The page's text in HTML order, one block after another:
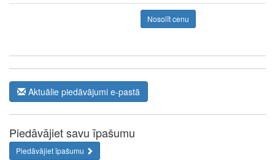
Nosolīt cenu
Aktuālie piedāvājumi e-pastā
Piedāvājiet savu īpašumu
Piedāvājiet īpašumu